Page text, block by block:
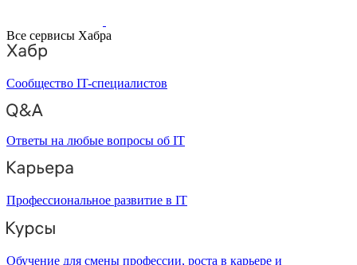
Все сервисы Хабра
Сообщество IT-специалистов
Ответы на любые вопросы об IT
Профессиональное развитие в IT
Обучение для смены профессии, роста в карьере и